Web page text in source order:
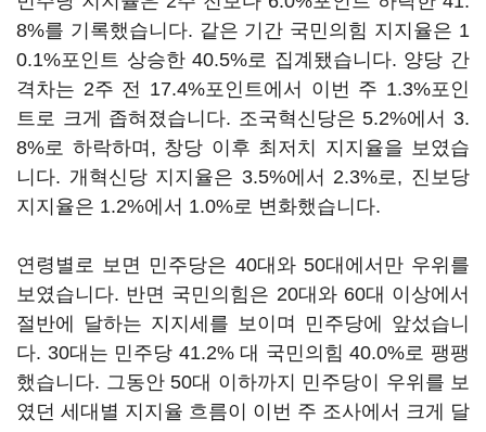
8%를 기록했습니다. 같은 기간 국민의힘 지지율은 1
0.1%포인트 상승한 40.5%로 집계됐습니다. 양당 간
격차는 2주 전 17.4%포인트에서 이번 주 1.3%포인
트로 크게 좁혀졌습니다. 조국혁신당은 5.2%에서 3.
8%로 하락하며, 창당 이후 최저치 지지율을 보였습
니다. 개혁신당 지지율은 3.5%에서 2.3%로, 진보당
지지율은 1.2%에서 1.0%로 변화했습니다.
연령별로 보면 민주당은 40대와 50대에서만 우위를
보였습니다. 반면 국민의힘은 20대와 60대 이상에서
절반에 달하는 지지세를 보이며 민주당에 앞섰습니
다. 30대는 민주당 41.2% 대 국민의힘 40.0%로 팽팽
했습니다. 그동안 50대 이하까지 민주당이 우위를 보
였던 세대별 지지율 흐름이 이번 주 조사에서 크게 달